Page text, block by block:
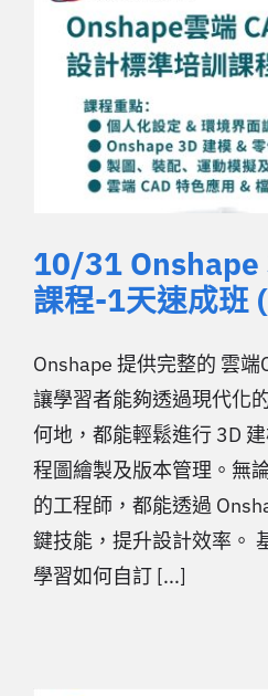
10/31 Onshape
課程-1天速成班
Onshape 提供完整的 雲端
讓學習者能夠透過現代化
何地，都能輕鬆進行 3D
程圖繪製及版本管理。無
的工程師，都能透過
鍵技能，提升設計效率。
學習如何自訂 [...]